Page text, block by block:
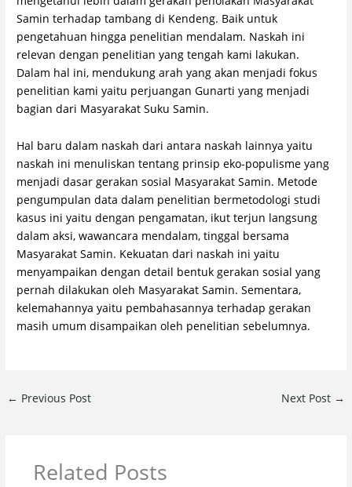
Samin terhadap tambang di Kendeng. Baik untuk
pengetahuan hingga penelitian mendalam. Naskah ini
relevan dengan penelitian yang tengah kami lakukan.
Dalam hal ini, mendukung arah yang akan menjadi fokus
penelitian kami yaitu perjuangan Gunarti yang menjadi
bagian dari Masyarakat Suku Samin.
Hal baru dalam naskah dari antara naskah lainnya yaitu
naskah ini menuliskan tentang prinsip eko-populisme yang
menjadi dasar gerakan sosial Masyarakat Samin. Metode
pengumpulan data dalam penelitian bermetodologi studi
kasus ini yaitu dengan pengamatan, ikut terjun langsung
dalam aksi, wawancara mendalam, tinggal bersama
Masyarakat Samin. Kekuatan dari naskah ini yaitu
menyampaikan dengan detail bentuk gerakan sosial yang
pernah dilakukan oleh Masyarakat Samin. Sementara,
kelemahannya yaitu pembahasannya terhadap gerakan
masih umum disampaikan oleh penelitian sebelumnya.
← Previous Post Next Post →
Related Posts